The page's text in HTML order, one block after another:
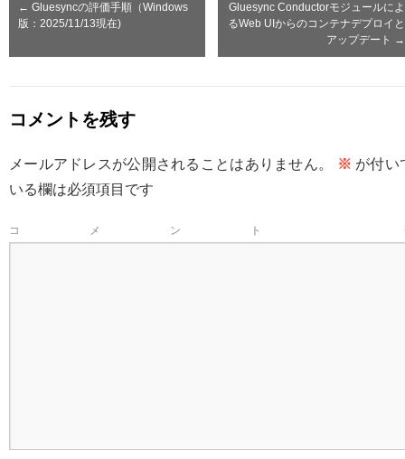
← Gluesyncの評価手順（Windows
版：2025/11/13現在)
Gluesync Conductorモジュールによ
るWeb UIからのコンテナデプロイと
アップデート →
コメントを残す
メールアドレスが公開されることはありません。 ※ が付い
いる欄は必須項目です
コメント